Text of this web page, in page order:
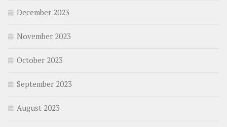
December 2023
November 2023
October 2023
September 2023
August 2023